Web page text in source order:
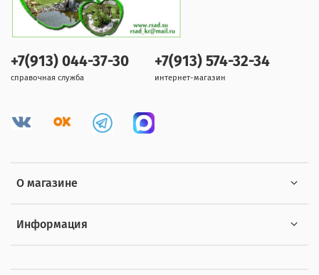
О магазине
Информация
+7(913) 044-37-30
справочная служба
+7(913) 574-32-34
интернет-магазин